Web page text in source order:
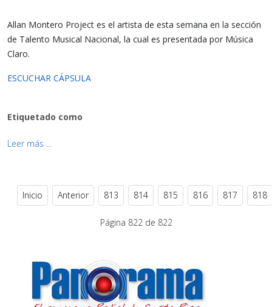
Allan Montero Project es el artista de esta semana en la sección
de Talento Musical Nacional, la cual es presentada por Música
Claro.
ESCUCHAR CÁPSULA
Etiquetado como
Leer más ...
Inicio Anterior 813 814 815 816 817 818
Página 822 de 822